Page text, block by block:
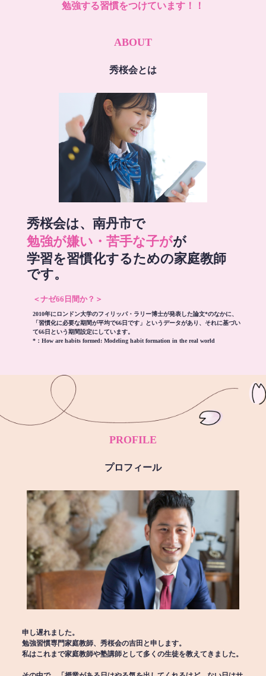
勉強する習慣をつけています！！
ABOUT
秀桜会とは
秀桜会は、南丹市で
勉強が嫌い・苦手な子がが
学習を習慣化するための家庭教師
です。
＜ナゼ66日間か？＞
2010年にロンドン大学のフィリッパ・ラリー博士が発表した論文*のなかに、
「習慣化に必要な期間が平均で66日です」というデータがあり、それに基づい
て66日という期間設定にしています。
*： How are habits formed: Modeling habit formation in the real world
PROFILE
プロフィール
申し遅れました。
勉強習慣専門家庭教師、秀桜会の吉田と申します。
私はこれまで家庭教師や塾講師として多くの生徒を教えてきました。